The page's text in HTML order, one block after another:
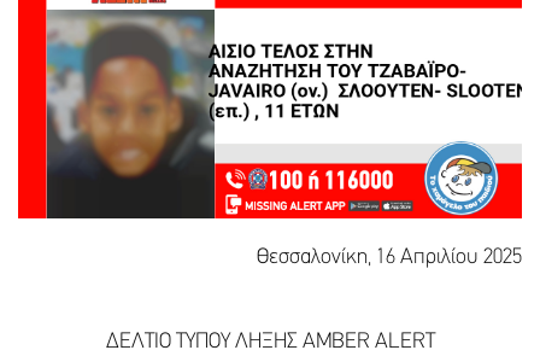
Θεσσαλονίκη, 16 Απριλίου 2025
ΔΕΛΤΙΟ ΤΥΠΟΥ ΛΗΞΗΣ AMBER ALERT